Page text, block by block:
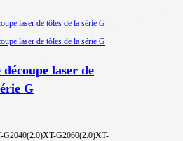
laser de
G
G2040(2.0)XT-G2060(2.0)XT-